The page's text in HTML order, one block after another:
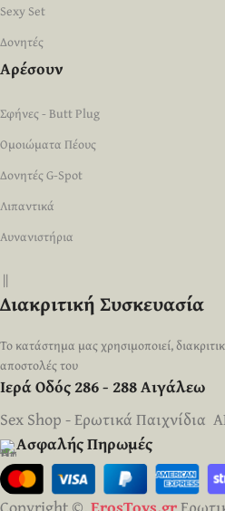
Sexy Set
Δονητές
Αρέσουν
Σφήνες - Butt Plug
Ομοιώματα Πέους
Δονητές G-Spot
Λιπαντικά
Αυνανιστήρια
||
Διακριτική Συσκευασία
Το κατάστημα μας χρησιμοποιεί,
αποστολές του
Ιερά Οδός 286 - 288 Αιγάλεω
Sex Shop - Ερωτικά Παιχνίδια
Ασφαλής Πηρωμές